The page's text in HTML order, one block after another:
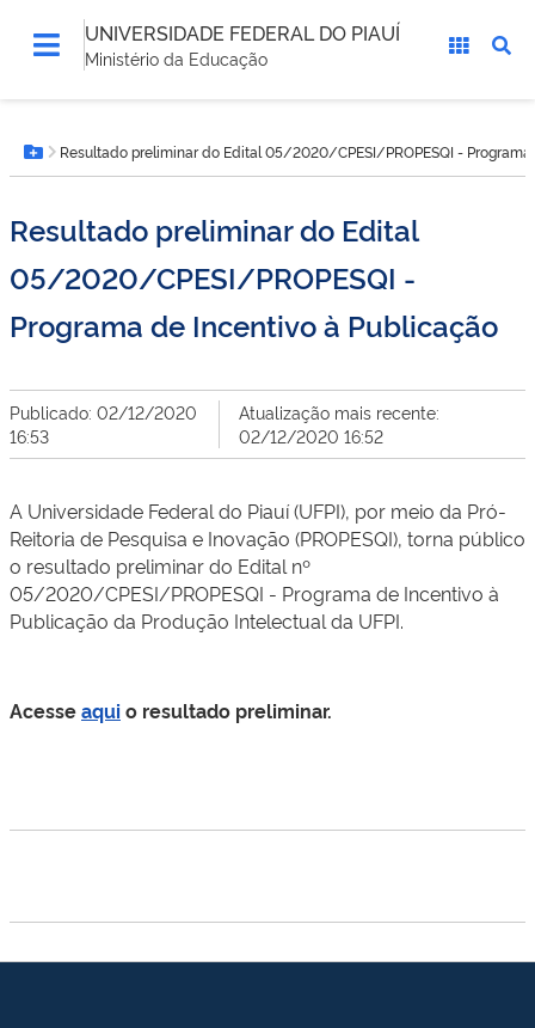
UNIVERSIDADE FEDERAL DO PIAUÍ
Ministério da Educação
está
aqui:Botão Menu
Resultado preliminar do Edital 05/2020/CPESI/PROPESQI -
Resultado preliminar do Edital
05/2020/CPESI/PROPESQI -
Programa de Incentivo à Publicação
Publicado: 02/12/2020
16:53
Atualização mais recente:
02/12/2020 16:52
A Universidade Federal do Piauí (UFPI), por meio da Pró-
Reitoria de Pesquisa e Inovação (PROPESQI), torna público
o resultado preliminar do Edital nº
05/2020/CPESI/PROPESQI - Programa de Incentivo à
Publicação da Produção Intelectual da UFPI.
Acesseaquio resultado preliminar.